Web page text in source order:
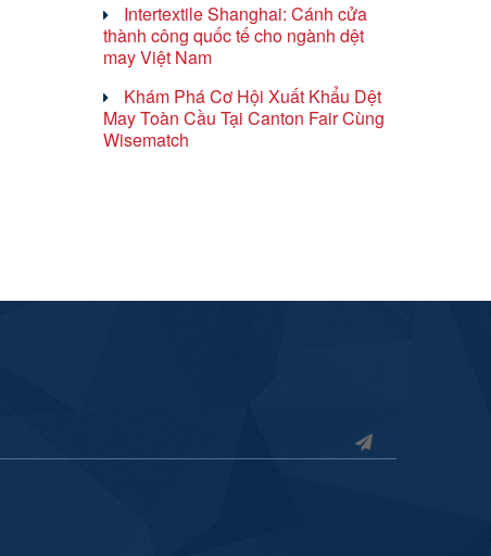
Intertextile Shanghai: Cánh cửa
thành công quốc tế cho ngành dệt
may Việt Nam
Khám Phá Cơ Hội Xuất Khẩu Dệt
May Toàn Cầu Tại Canton Fair Cùng
Wisematch